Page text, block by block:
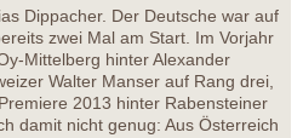
Dippacher. Der Deutsche war auf
zwei Mal am Start. Im Vorjahr
Mittelberg hinter Alexander
Walter Manser auf Rang drei,
2013 hinter Rabensteiner
damit nicht genug: Aus Österreich